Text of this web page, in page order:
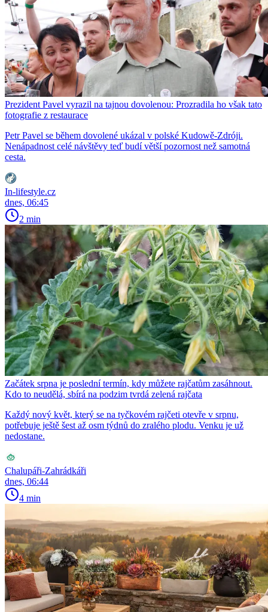
Prezident Pavel vyrazil na tajnou dovolenou: Prozradila ho však tato
fotografie z restaurace
Petr Pavel se během dovolené ukázal v polské Kudowě-Zdróji.
Nenápadnost celé návštěvy teď budí větší pozornost než samotná
cesta.
In-lifestyle.cz
dnes, 06:45
2 min
Začátek srpna je poslední termín, kdy můžete rajčatům zasáhnout.
Kdo to neudělá, sbírá na podzim tvrdá zelená rajčata
Každý nový květ, který se na tyčkovém rajčeti otevře v srpnu,
potřebuje ještě šest až osm týdnů do zralého plodu. Venku je už
nedostane.
Chalupáři-Zahrádkáři
dnes, 06:44
4 min